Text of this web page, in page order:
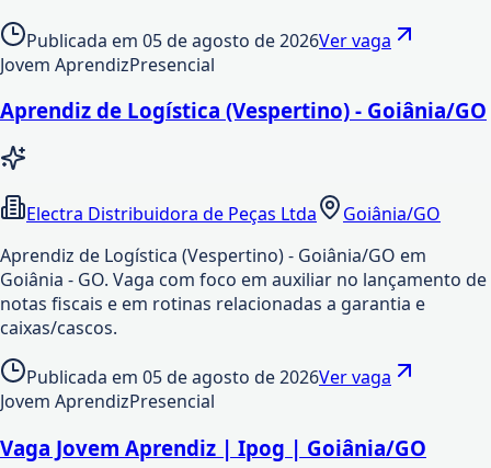
Publicada em 05 de agosto de 2026Ver vaga
Jovem AprendizPresencial
Aprendiz de Logística (Vespertino) - Goiânia/GO
Electra Distribuidora de Peças Ltda
Goiânia/GO
Aprendiz de Logística (Vespertino) - Goiânia/GO em
Goiânia - GO. Vaga com foco em auxiliar no lançamento de
notas fiscais e em rotinas relacionadas a garantia e
caixas/cascos.
Publicada em 05 de agosto de 2026Ver vaga
Jovem AprendizPresencial
Vaga Jovem Aprendiz | Ipog | Goiânia/GO